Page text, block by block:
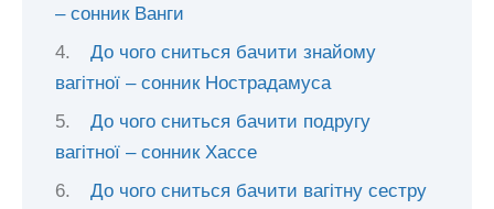
– сонник Ванги
До чого сниться бачити знайому
вагітної – сонник Нострадамуса
До чого сниться бачити подругу
вагітної – сонник Хассе
До чого сниться бачити вагітну сестру